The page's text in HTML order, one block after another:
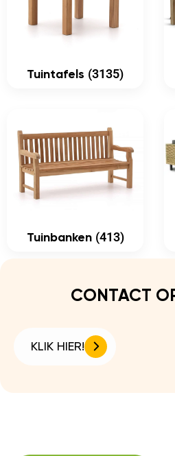
Tuintafels (3135)
Tuinbanken (413)
CONTACT
KLIK HIER!